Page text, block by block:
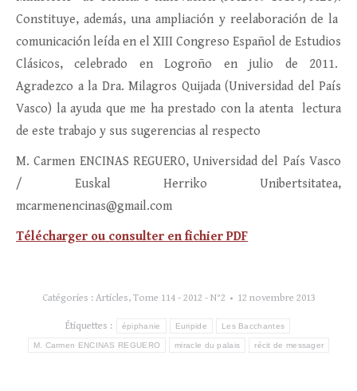
Constituye, además, una ampliación y reelaboración de la
comunicación leída en el XIII Congreso Español de Estudios
Clásicos, celebrado en Logroño en julio de 2011.
Agradezco a la Dra. Milagros Quijada (Universidad del País
Vasco) la ayuda que me ha prestado con la atenta lectura
de este trabajo y sus sugerencias al respecto
M. Carmen ENCINAS REGUERO, Universidad del País Vasco
/ Euskal Herriko Unibertsitatea,
mcarmenencinas@gmail.com
Télécharger ou consulter en fichier PDF
Catégories : Articles, Tome 114 - 2012 - N°2 12 novembre 2013
Étiquettes : épiphanie Euripide Les Bacchantes
M. Carmen ENCINAS REGUERO miracle du palais récit de messager